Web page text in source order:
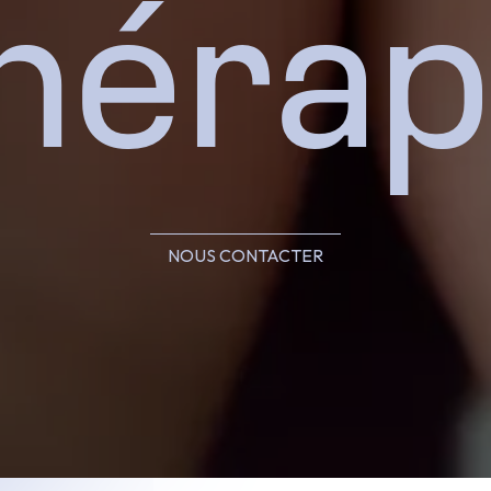
NOUS CONTACTER